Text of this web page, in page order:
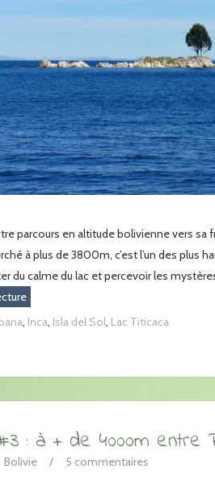
parcours en altitude bolivienne vers sa
à plus de 3800m, c’est l’un des plus
du calme du lac et percevoir les
, Inca, Isla del Sol, Lac Titicaca
: à + de 4000m entre
Bolivie / 5 commentaires